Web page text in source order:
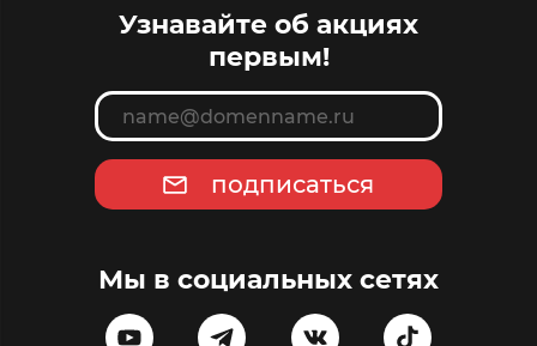
Узнавайте об акциях
первым!
подписаться
Мы в социальных сетях